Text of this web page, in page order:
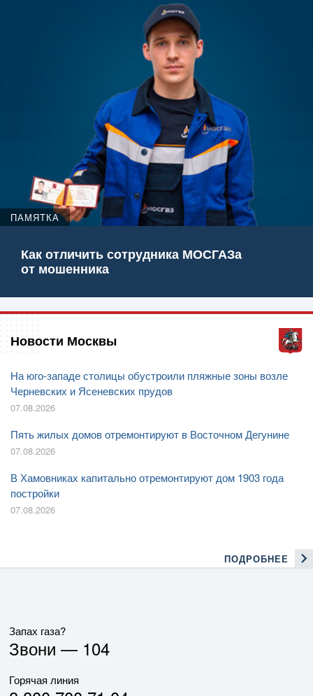
ПАМЯТКА
Как отличить сотрудника МОСГАЗа
от мошенника
Новости Москвы
На юго-западе столицы обустроили пляжные зоны возле
Черневских и Ясеневских прудов
07.08.2026
Пять жилых домов отремонтируют в Восточном Дегунине
07.08.2026
В Хамовниках капитально отремонтируют дом 1903 года
постройки
07.08.2026
ПОДРОБНЕЕ
Запах газа?
Звони — 104
Горячая линия